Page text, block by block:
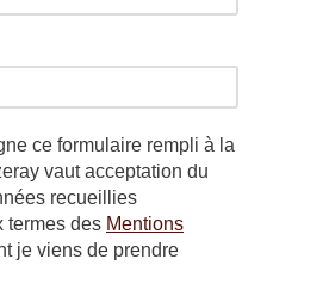
ce formulaire rempli à la
vaut acceptation du
recueillies
termes des Mentions
je viens de prendre